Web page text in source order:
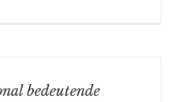
bedeutende